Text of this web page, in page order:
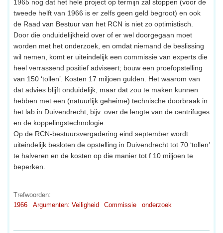
1965 nog dat het hele project op termijn zal stoppen (voor de
tweede helft van 1966 is er zelfs geen geld begroot) en ook
de Raad van Bestuur van het RCN is niet zo optimistisch.
Door die onduidelijkheid over of er wel doorgegaan moet
worden met het onderzoek, en omdat niemand de beslissing
wil nemen, komt er uiteindelijk een commissie van experts die
heel verrassend positief adviseert; bouw een proefopstelling
van 150 ‘tollen’. Kosten 17 miljoen gulden. Het waarom van
dat advies blijft onduidelijk, maar dat zou te maken kunnen
hebben met een (natuurlijk geheime) technische doorbraak in
het lab in Duivendrecht, bijv. over de lengte van de centrifuges
en de koppelingstechnologie.
Op de RCN-bestuursvergadering eind september wordt
uiteindelijk besloten de opstelling in Duivendrecht tot 70 ‘tollen’
te halveren en de kosten op die manier tot f 10 miljoen te
beperken.
Trefwoorden:
1966
Argumenten: Veiligheid Commissie onderzoek